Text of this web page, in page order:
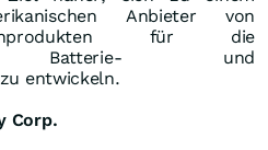
Anbieter von
für die
Batterie- und
entwickeln.
Corp.